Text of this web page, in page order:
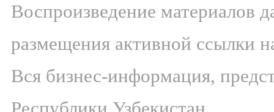
Воспроизведение материалов
размещения активной ссылки
Вся бизнес-информация,